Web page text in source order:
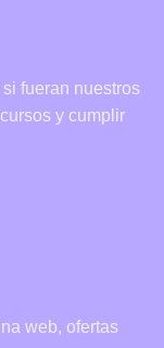
fueran nuestros
y cumplir
web, ofertas